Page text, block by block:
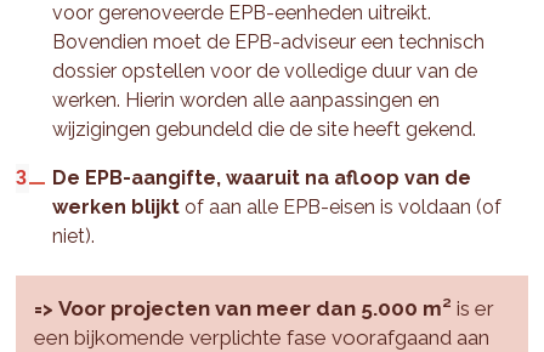
voor gerenoveerde EPB-eenheden uitreikt.
Bovendien moet de EPB-adviseur een technisch
dossier opstellen voor de volledige duur van de
werken. Hierin worden alle aanpassingen en
wijzigingen gebundeld die de site heeft gekend.
De EPB-aangifte, waaruit na afloop van de
werken blijktof aan alle EPB-eisen is voldaan (of
niet).
=>Voor projecten van meer dan 5.000 m² is er
een bijkomende verplichte fase voorafgaand aan